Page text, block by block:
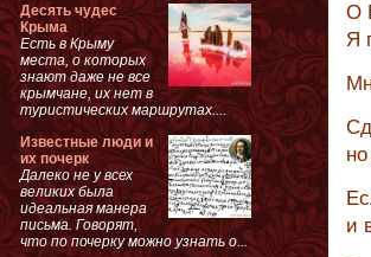
О
Я
и
Десять чудес
Крыма
Есть в Крыму
места, о которых
знают даже не все
крымчане, их нет в
туристических маршрутах....
Известные люди и
их почерк
Далеко не у всех
великих была
идеальная манера
письма. Говорят,
что по почерку можно узнать о...